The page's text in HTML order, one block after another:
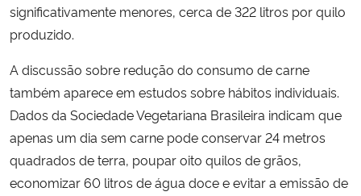
significativamente menores, cerca de 322 litros por quilo
produzido.
A discussão sobre redução do consumo de carne
também aparece em estudos sobre hábitos individuais.
Dados da Sociedade Vegetariana Brasileira indicam que
apenas um dia sem carne pode conservar 24 metros
quadrados de terra, poupar oito quilos de grãos,
economizar 60 litros de água doce e evitar a emissão de